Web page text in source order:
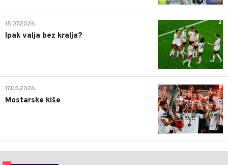
2
15.07.2026.
Ipak valja bez kralja?
0
17.05.2026.
Mostarske kiše